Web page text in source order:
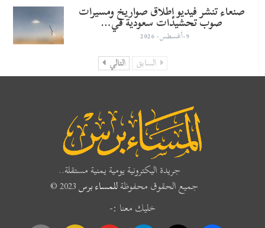
صنعاء تنشر فيديو إطلاق صواريخ ومسيرات
صوب تحشيدات سعودية في…
9-أغسطس- 2026
السابق التالي
جريدة اليكترونية يومية يمنية مستقلة..
جميع الحقوق محفوظةللمساء برس
خليك معنا :-